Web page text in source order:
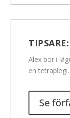
TIPSARE:
Alex bor i
en
Se